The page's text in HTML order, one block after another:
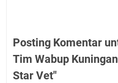
Posting Komentar
Tim Wabup
Star Vet"